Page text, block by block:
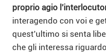
proprio agio
interagendo con voi e
quest’ultimo si senta
che gli interessa